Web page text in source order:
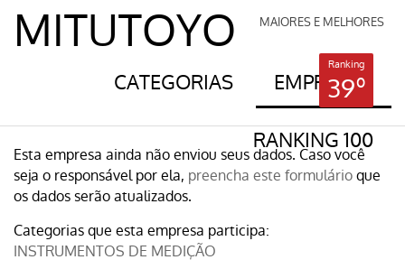
MAIORES E MELHORES
CATEGORIAS EMPRESAS
RANKING 100
MITUTOYO
Ranking
39º
Esta empresa ainda não enviou seus dados. Caso você
seja o responsável por ela, preencha este formulárioque
os dados serão atualizados.
Categorias que esta empresa participa:
INSTRUMENTOS DE MEDIÇÃO